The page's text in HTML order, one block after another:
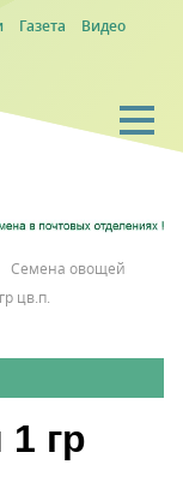
Газета
Видео
Семена овощей
цв.п.
гр